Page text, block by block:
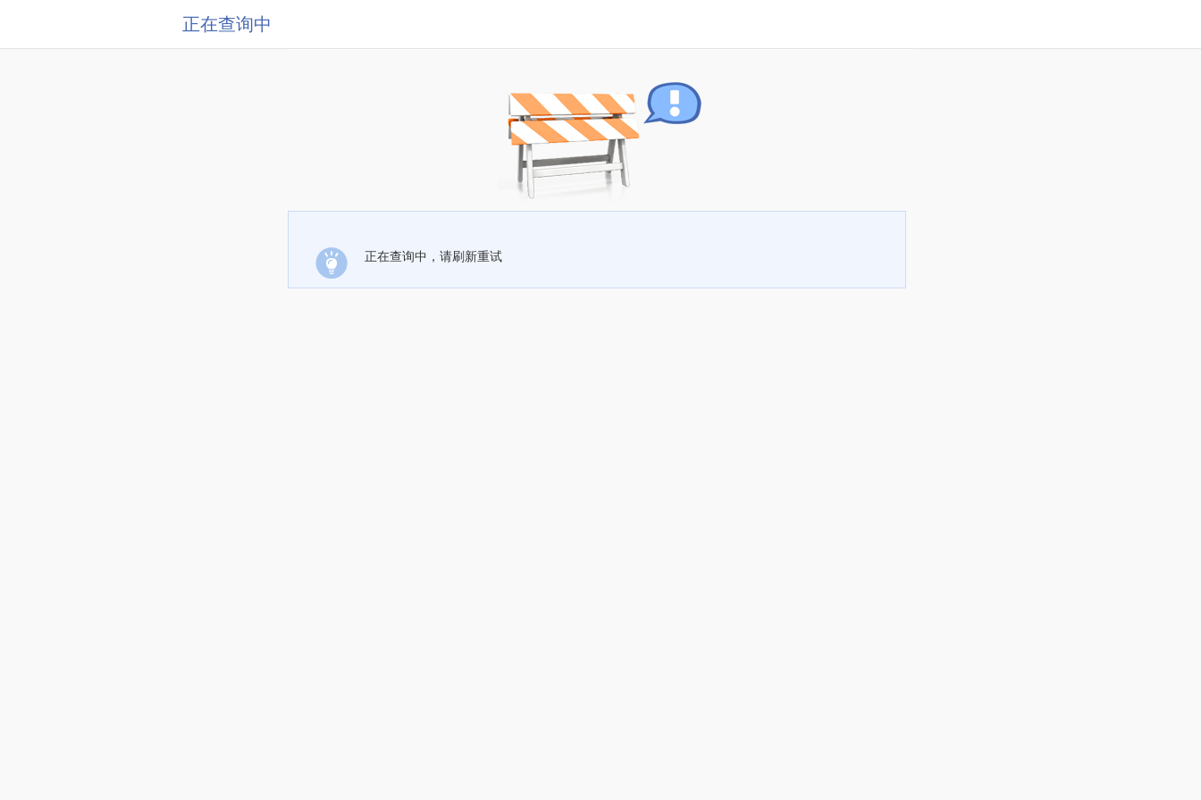
正在查询中
正在查询中，请刷新重试